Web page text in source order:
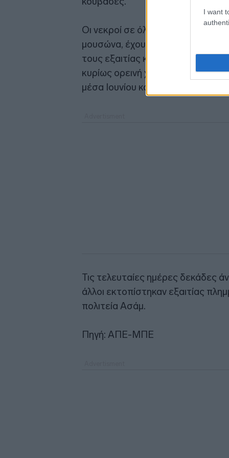
I want
Οι νεκροί σε όλο το Νεπάλ από τα
μουσώνα, έχουν ξεπεράσει τους
τους εξαιτίας κατολισθήσεων,
κυρίως ορεινή χώρα την περίοδο
μέσα Ιουνίου και διαρκεί ως τα
Τις τελευταίες ημέρες δεκάδες
άλλοι εκτοπίστηκαν εξαιτίας
πολιτεία Ασάμ.
Πηγή: ΑΠΕ-ΜΠΕ